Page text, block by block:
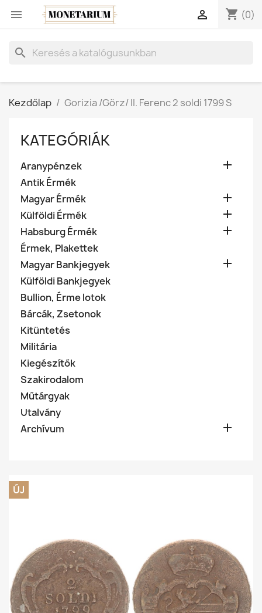
 shopping_cart (0)

search
Kezdőlap Gorizia /Görz/ II. Ferenc 2 soldi 1799 S
KATEGÓRIÁK
Aranypénzek 
Antik Érmék
Magyar Érmék

Külföldi Érmék 
Habsburg Érmék 
Érmek, Plakettek
Magyar Bankjegyek

Külföldi Bankjegyek
Bullion, Érme lotok
Bárcák, Zsetonok
Kitüntetés
Militária
Kiegészítők
Szakirodalom
Műtárgyak
Utalvány
Archívum

ÚJ